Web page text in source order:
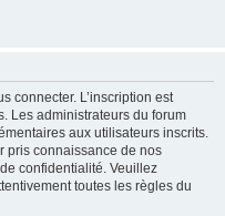
connecter. L’inscription est
Les administrateurs du forum
aux utilisateurs inscrits.
pris connaissance de nos
confidentialité. Veuillez
toutes les règles du